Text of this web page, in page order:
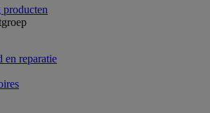
en reparatie